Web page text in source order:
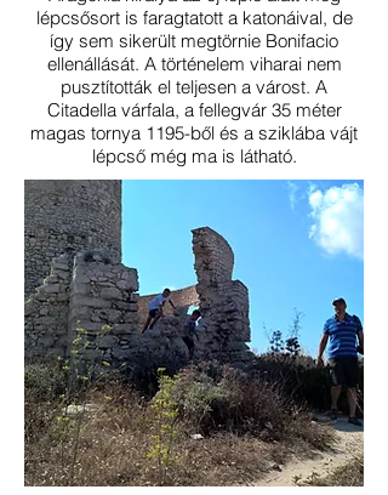
lépcsősort is faragtatott a katonáival, de
így sem sikerült megtörnie Bonifacio
ellenállását. A történelem viharai nem
pusztították el teljesen a várost. A
Citadella várfala, a fellegvár 35 méter
magas tornya 1195-ből és a sziklába vájt
lépcső még ma is látható.